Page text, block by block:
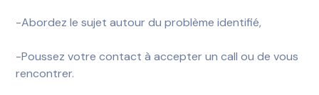
-Abordez le sujet autour du problème identifié,
-Poussez votre contact à accepter un call ou de vous
rencontrer.